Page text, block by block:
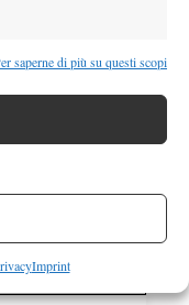
saperne di più su questi scopi
Imprint
2026: medical time
pioggia pesante,